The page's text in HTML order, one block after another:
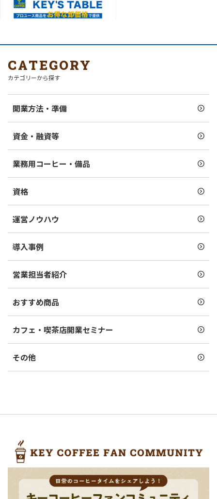
CATEGORY
カテゴリーから探す
開業方法・準備
資金・融資等
業務用コーヒー・備品
資格
運営ノウハウ
導入事例
営業担当者紹介
おすすめ商品
カフェ・喫茶店開業セミナー
その他